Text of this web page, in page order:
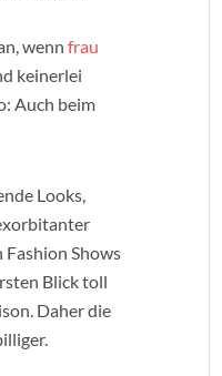
wenn frau
keinerlei
Auch beim
Looks,
Shows
Blick toll
Daher die